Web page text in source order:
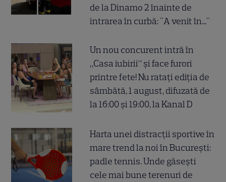
de la Dinamo 2 înainte de
intrarea în curbă: "A venit în..."
Un nou concurent intră în
„Casa iubirii” și face furori
printre fete! Nu ratați ediția de
sâmbătă, 1 august, difuzată de
la 16:00 și 19:00, la Kanal D
Harta unei distracții sportive în
mare trend la noi în București:
padle tennis. Unde găsești
cele mai bune terenuri de